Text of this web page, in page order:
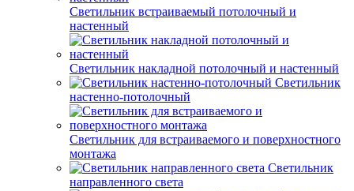
Светильник встраиваемый потолочный и
настенный
Светильник накладной потолочный и настенный
Светильник
настенно-потолочный
Светильник для встраиваемого и поверхностного
монтажа
Светильник
направленного света